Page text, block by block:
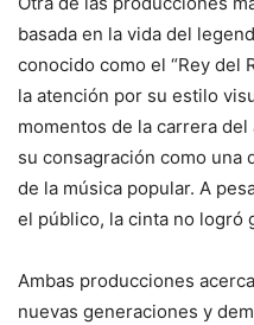
basada en la vida del
conocido como el “Rey del
la atención por su estilo
momentos de la carrera
su consagración como una
de la música popular. A
el público, la cinta no logró
Ambas producciones
nuevas generaciones y